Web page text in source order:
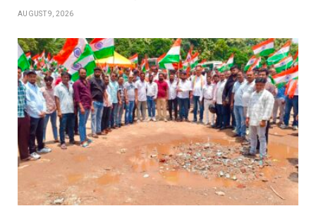
AUGUST 9, 2026